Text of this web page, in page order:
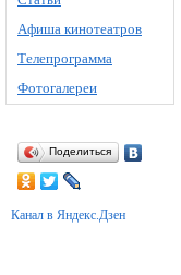
Афиша кинотеатров
Телепрограмма
Фотогалереи
Поделиться
Канал в Яндекс.Дзен